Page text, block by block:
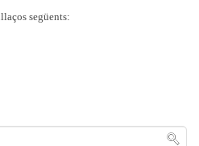
següents: